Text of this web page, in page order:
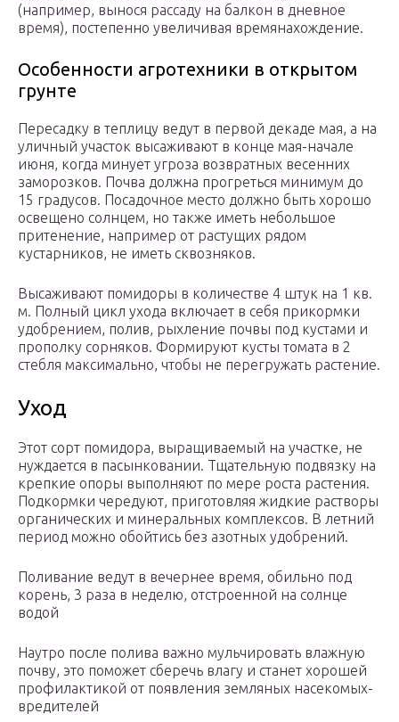
(например, вынося рассаду на балкон в дневное
время), постепенно увеличивая времянахождение.
Особенности агротехники в открытом
грунте
Пересадку в теплицу ведут в первой декаде мая, а на
уличный участок высаживают в конце мая-начале
июня, когда минует угроза возвратных весенних
заморозков. Почва должна прогреться минимум до
15 градусов. Посадочное место должно быть хорошо
освещено солнцем, но также иметь небольшое
притенение, например от растущих рядом
кустарников, не иметь сквозняков.
Высаживают помидоры в количестве 4 штук на 1 кв.
м. Полный цикл ухода включает в себя прикормки
удобрением, полив, рыхление почвы под кустами и
прополку сорняков. Формируют кусты томата в 2
стебля максимально, чтобы не перегружать растение.
Уход
Этот сорт помидора, выращиваемый на участке, не
нуждается в пасынковании. Тщательную подвязку на
крепкие опоры выполняют по мере роста растения.
Подкормки чередуют, приготовляя жидкие растворы
органических и минеральных комплексов. В летний
период можно обойтись без азотных удобрений.
Поливание ведут в вечернее время, обильно под
корень, 3 раза в неделю, отстроенной на солнце
водой
Наутро после полива важно мульчировать влажную
почву, это поможет сберечь влагу и станет хорошей
профилактикой от появления земляных насекомых-
вредителей